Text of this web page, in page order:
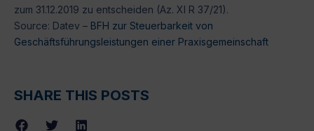
zum 31.12.2019 zu entscheiden (Az. XI R 37/21).
Source: Datev – BFH zur Steuerbarkeit von
Geschäftsführungsleistungen einer Praxisgemeinschaft
SHARE THIS POSTS